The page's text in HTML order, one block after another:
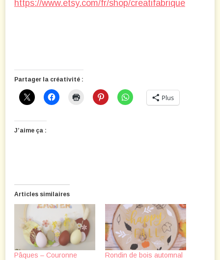
https://www.etsy.com/fr/shop/creatifabrique
Partager la créativité :
Plus
J’aime ça :
Articles similaires
Pâques – Couronne
Rondin de bois automnal